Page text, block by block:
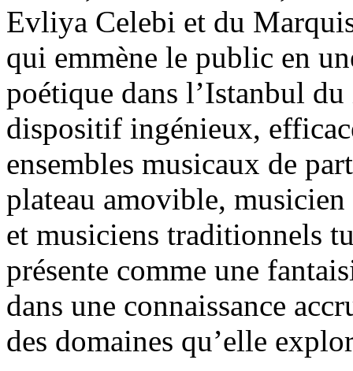
Evliya Celebi et du
qui emmène le public en
poétique dans l’Istanbul
dispositif ingénieux,
ensembles musicaux de
plateau amovible,
et musiciens traditionnels
présente comme une
dans une connaissance
des domaines qu’elle